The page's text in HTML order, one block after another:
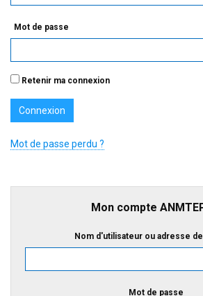
Mot de passe
Retenir ma connexion
Mot de passe perdu ?
Mon compte
Nom d'utilisateur ou adresse
Mot de passe